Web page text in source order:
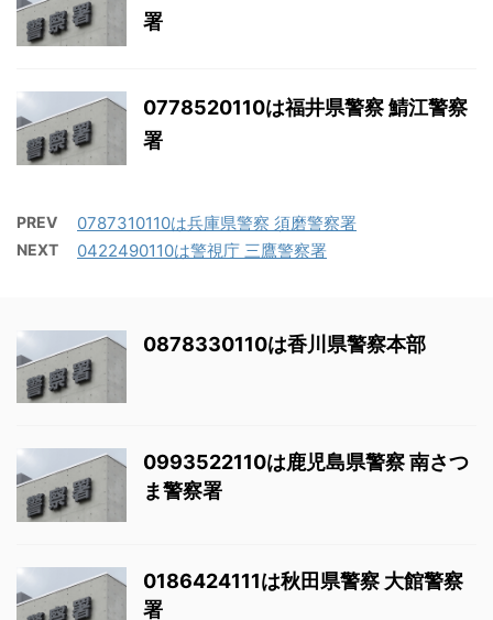
署
0778520110は福井県警察 鯖江警察
署
PREV 0787310110は兵庫県警察 須磨警察署
NEXT 0422490110は警視庁 三鷹警察署
0878330110は香川県警察本部
0993522110は鹿児島県警察 南さつ
ま警察署
0186424111は秋田県警察 大館警察
署